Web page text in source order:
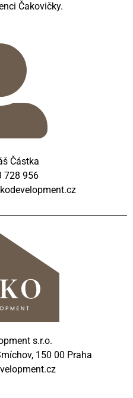
Čakovičky.
Částka
728 956
s.r.o.
150 00 Praha